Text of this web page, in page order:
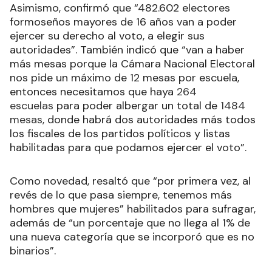
Asimismo, confirmó que “482.602 electores
formoseños mayores de 16 años van a poder
ejercer su derecho al voto, a elegir sus
autoridades”. También indicó que “van a haber
más mesas porque la Cámara Nacional Electoral
nos pide un máximo de 12 mesas por escuela,
entonces necesitamos que haya 264
escuelas para poder albergar un total de 1484
mesas, donde habrá dos autoridades más todos
los fiscales de los partidos políticos y listas
habilitadas para que podamos ejercer el voto”.
Como novedad, resaltó que “por primera vez, al
revés de lo que pasa siempre, tenemos más
hombres que mujeres” habilitados para sufragar,
además de “un porcentaje que no llega al 1% de
una nueva categoría que se incorporó que es no
binarios”.